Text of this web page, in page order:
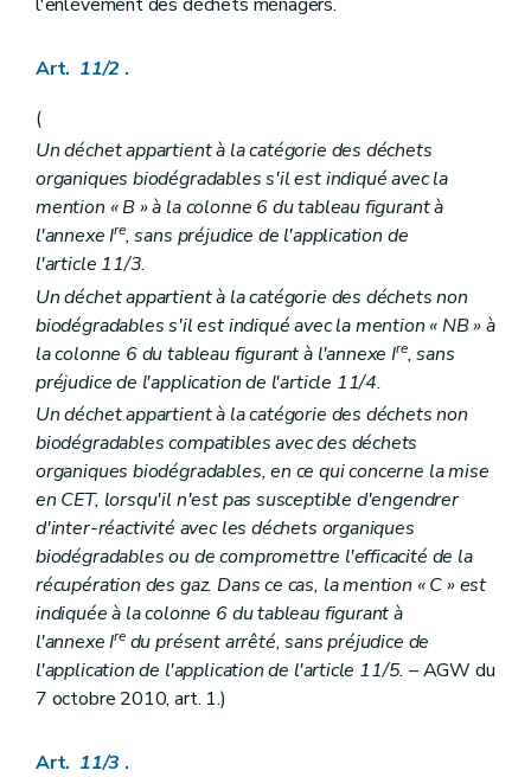
Art. 11/2 .
(
Un déchet appartient à la catégorie des déchets
organiques biodégradables s'il est indiqué avec la
mention « B » à la colonne 6 du tableau figurant à
l'annexe Ire, sans préjudice de l'application de
l'article 11/3.
Un déchet appartient à la catégorie des déchets non
biodégradables s'il est indiqué avec la mention « NB » à
la colonne 6 du tableau figurant à l'annexe Ire, sans
préjudice de l'application de l'article 11/4.
Un déchet appartient à la catégorie des déchets non
biodégradables compatibles avec des déchets
organiques biodégradables, en ce qui concerne la mise
en CET, lorsqu'il n'est pas susceptible d'engendrer
d'inter-réactivité avec les déchets organiques
biodégradables ou de compromettre l'efficacité de la
récupération des gaz. Dans ce cas, la mention « C » est
indiquée à la colonne 6 du tableau figurant à
l'annexe Iredu présent arrêté, sans préjudice de
l'application de l'application de l'article 11/5. – AGW du
7 octobre 2010, art. 1.)
Art. 11/3 .